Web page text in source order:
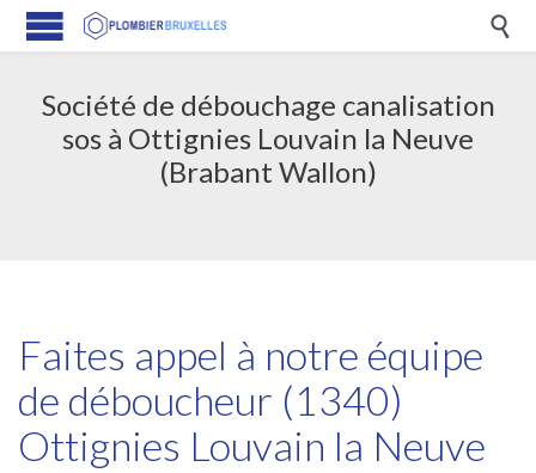

Société de débouchage canalisation
sos à Ottignies Louvain la Neuve
(Brabant Wallon)
Faites appel à notre équipe
de déboucheur (1340)
Ottignies Louvain la Neuve